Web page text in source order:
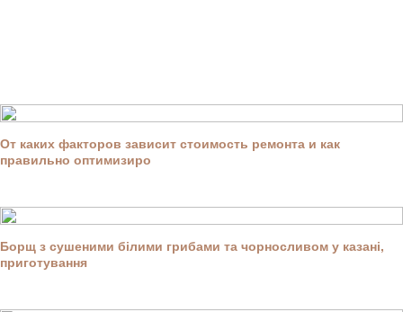
От каких факторов зависит стоимость ремонта и как
правильно оптимизиро
Борщ з сушеними білими грибами та чорносливом у казані,
приготування